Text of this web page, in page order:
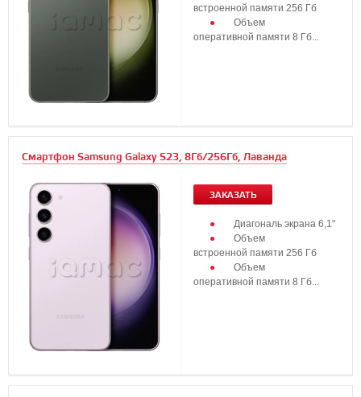
встроенной памяти 256 Гб
Объем
оперативной памяти 8 Гб...
Смартфон Samsung Galaxy S23, 8Гб/256Гб, Лаванда
ЗАКАЗАТЬ
Диагональ экрана 6,1"
Объем
встроенной памяти 256 Гб
Объем
оперативной памяти 8 Гб...